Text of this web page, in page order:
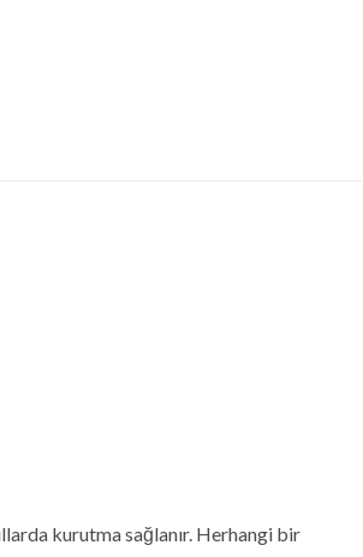
kurutma sağlanır. Herhangi bir